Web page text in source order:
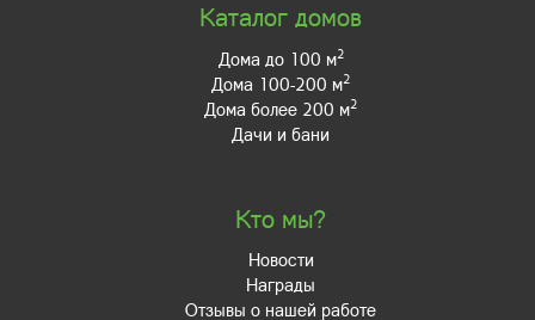
Каталог домов
Дома до 100 м2
Дома 100-200 м2
Дома более 200 м2
Дачи и бани
Кто мы?
Новости
Награды
Отзывы о нашей работе